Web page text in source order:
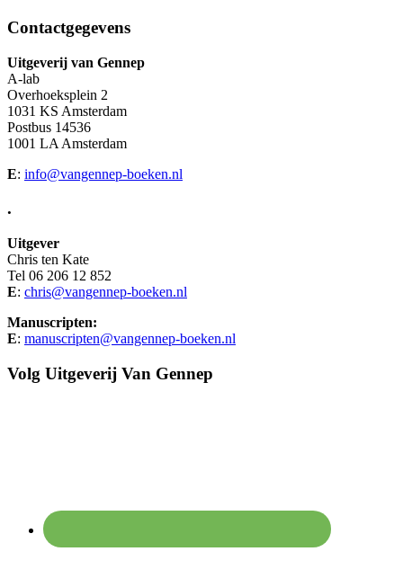
Contactgegevens
Uitgeverij van Gennep
A-lab
Overhoeksplein 2
1031 KS Amsterdam
Postbus 14536
1001 LA Amsterdam
E: info@vangennep-boeken.nl
.
Uitgever
Chris ten Kate
Tel 06 206 12 852
E: chris@vangennep-boeken.nl
Manuscripten:
E: manuscripten@vangennep-boeken.nl
Volg Uitgeverij Van Gennep